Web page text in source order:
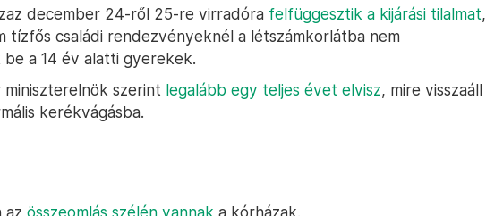
december 24-ről 25-re virradóra felfüggesztik a kijárási tilalmat,
tízfős családi rendezvényeknél a létszámkorlátba nem
be a 14 év alatti gyerekek.
szerint legalább egy teljes évet elvisz, mire visszaáll
kerékvágásba.
az összeomlás szélén vannak a kórházak.